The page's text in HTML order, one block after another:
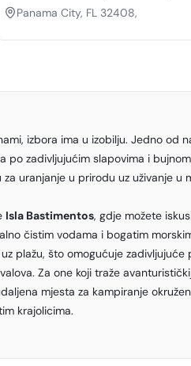
Panama City, FL 32408,
izbora ima u izobilju. Jedno od
po zadivljujućim slapovima i
uranjanje u prirodu uz uživanje u
Isla Bastimentos, gdje možete
čistim vodama i bogatim
plažu, što omogućuje zadivljujuće
Za one koji traže
mjesta za kampiranje
krajolicima.